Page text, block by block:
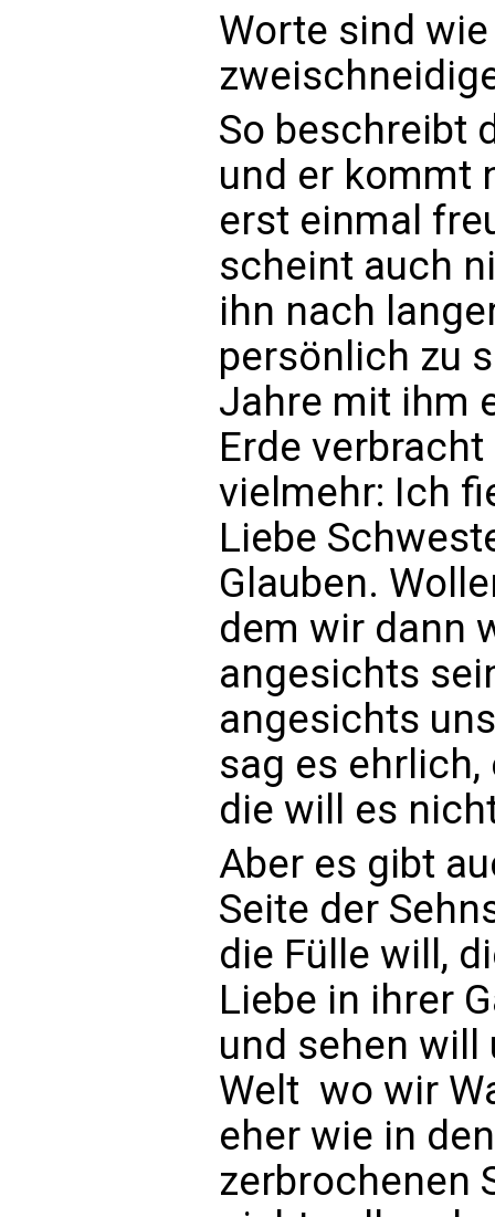
Worte sind
So beschreibt
und er kommt
erst einmal
scheint auch
ihn nach
persönlich zu
Jahre mit ihm
Erde
vielmehr: Ich
Liebe
Glauben.
dem wir dann
angesichts
angesichts
sag es ehrlich,
die will es
Aber es gibt
Seite der
die Fülle will,
Liebe in ihrer
und sehen
Welt  wo wir
eher wie in
zerbrochenen